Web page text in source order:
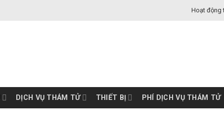
Hoạt động
DỊCH VỤ THÁM TỬ THIẾT BỊ PHÍ DỊCH VỤ THÁM TỬ